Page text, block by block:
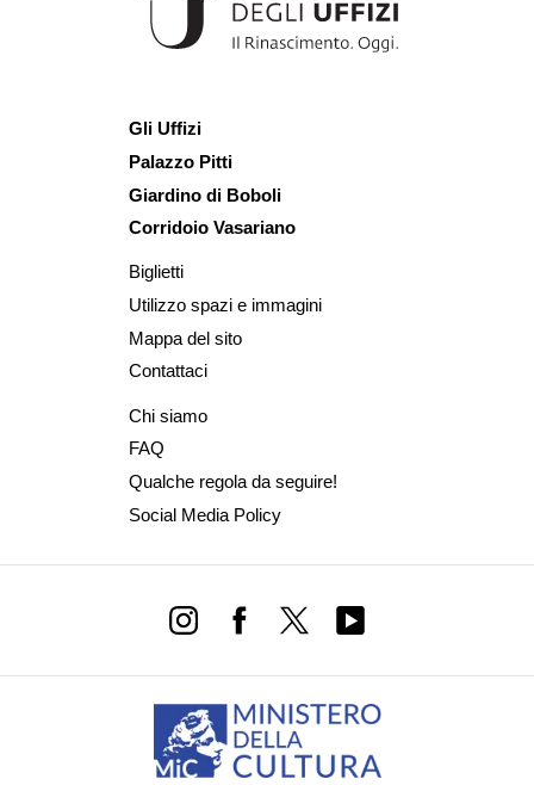
Gli Uffizi
Palazzo Pitti
Giardino di Boboli
Corridoio Vasariano
Biglietti
Utilizzo spazi e immagini
Mappa del sito
Contattaci
Chi siamo
FAQ
Qualche regola da seguire!
Social Media Policy